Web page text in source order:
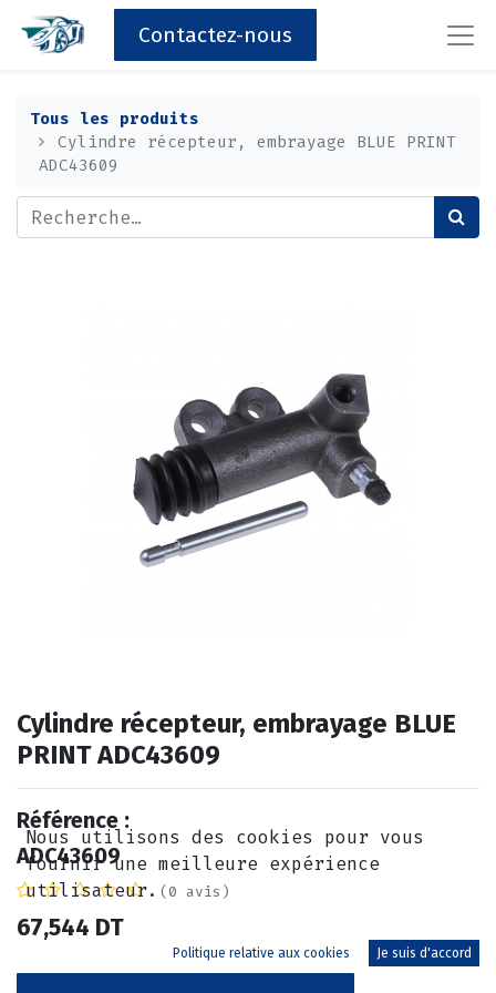
Contactez-nous
Tous les produits
Cylindre récepteur, embrayage BLUE PRINT
ADC43609
Cylindre récepteur, embrayage BLUE
PRINT ADC43609
Référence :
ADC43609
(0 avis)
67,544 DT
Nous utilisons des cookies pour vous
fournir une meilleure expérience
utilisateur.
Politique relative aux cookies Je suis d'accord